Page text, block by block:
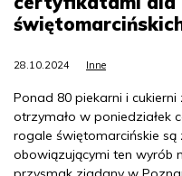
28.10.2024 Inne
Ponad 80 piekarni i
otrzymało w poniedziałek
rogale świętomarcińskie
obowiązującymi ten wyrób